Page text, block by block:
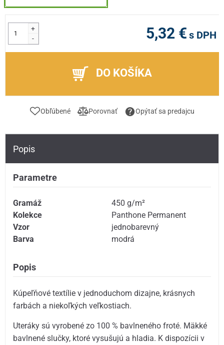
+
-
5,32 € s DPH
DO KOŠÍKA
Obľúbené Porovnať Opýtať sa predajcu
Popis
Parametre
Gramáž
450 g/m²
Kolekce
Panthone Permanent
Vzor
jednobarevný
Barva
modrá
Popis
Kúpeľňové textílie v jednoduchom dizajne, krásnych
farbách a niekoľkých veľkostiach.
Uteráky sú vyrobené zo 100 % bavlneného froté. Mäkké
bavlnené slučky, ktoré vysušujú a hladia. K dispozícii v